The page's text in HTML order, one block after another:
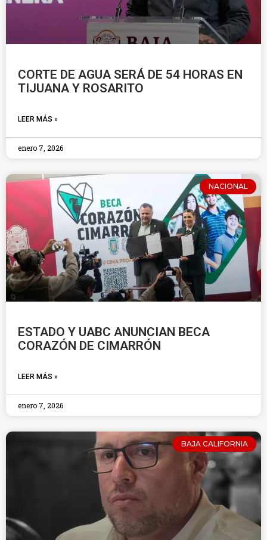
CORTE DE AGUA SERÁ DE 54 HORAS EN
TIJUANA Y ROSARITO
LEER MÁS »
enero 7, 2026
NACIONAL
ESTADO Y UABC ANUNCIAN BECA
CORAZÓN DE CIMARRÓN
LEER MÁS »
enero 7, 2026
BAJA CALIFORNIA